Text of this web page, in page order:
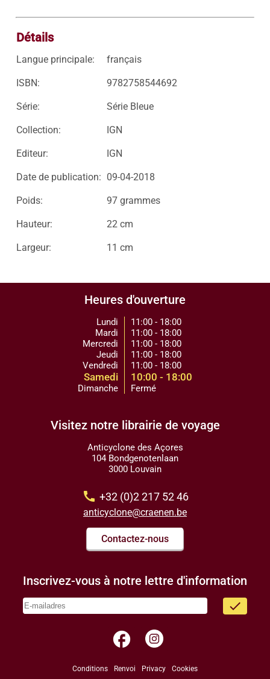
Détails
Langue principale: français
ISBN: 9782758544692
Série: Série Bleue
Collection: IGN
Editeur: IGN
Date de publication: 09-04-2018
Poids: 97 grammes
Hauteur: 22 cm
Largeur: 11 cm
Heures d'ouverture
Lundi
Mardi
Mercredi
Jeudi
Vendredi
Samedi
Dimanche
11:00 - 18:00
11:00 - 18:00
11:00 - 18:00
11:00 - 18:00
11:00 - 18:00
10:00 - 18:00
Fermé
Visitez notre librairie de voyage
Anticyclone des Açores
104 Bondgenotenlaan
3000 Louvain
call +32 (0)2 217 52 46
anticyclone@craenen.be
Contactez-nous
Inscrivez-vous à notre lettre d'information
done
facebook
Conditions Renvoi Privacy Cookies